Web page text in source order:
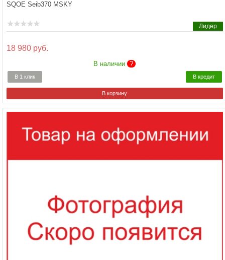
SQOE Seib370 MSKY
18 980 руб.
В наличии ?
В 1 клик В кредит
Лидер